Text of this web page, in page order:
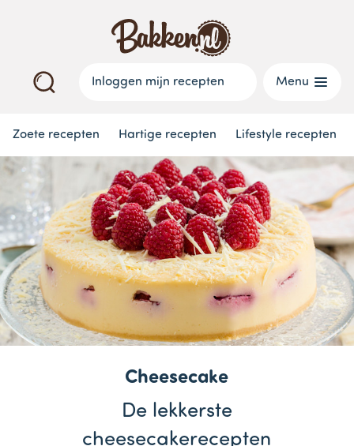
Inloggen mijn recepten Menu
Zoete recepten Hartige recepten Lifestyle recepten
Cheesecake
De lekkerste
cheesecakerecepten